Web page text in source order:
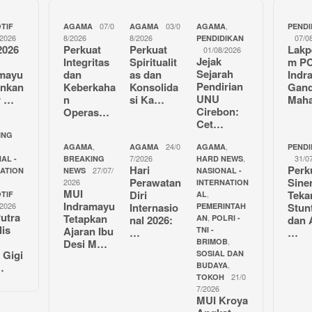
…
-
AGAMA
07/0
8/2026
Perkuat
Integritas
dan
Keberkaha
n
Operas…
AGAMA
03/0
8/2026
Perkuat
Spiritualit
as dan
Konsolida
si Ka…
AGAMA,
PENDIDIKAN
01/08/2026
Jejak
Sejarah
Pendirian
UNU
Cirebon:
Cet…
AGAMA,
BREAKING
NEWS
27/07/
2026
MUI
Indramayu
Tetapkan
Ajaran Ibu
Desi M…
AGAMA
24/0
7/2026
Hari
Perawatan
Diri
Internasio
nal 2026:
…
AGAMA,
HARD NEWS,
NASIONAL -
INTERNATION
AL
PEMERINTAH
AN, POLRI -
TNI -
BRIMOB,
SOSIAL DAN
BUDAYA,
TOKOH
21/0
7/2026
MUI Kroya
07/
m
31/
dan
…